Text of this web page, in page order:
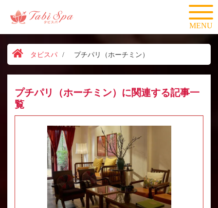
MENU
タビスパ / プチパリ（ホーチミン）
プチパリ（ホーチミン）に関連する記事一
覧